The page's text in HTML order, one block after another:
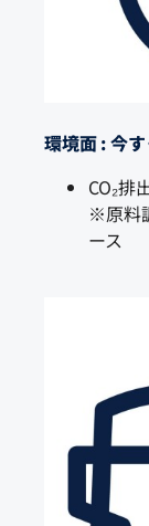
環境面 : 今
CO₂排
※原料
ース